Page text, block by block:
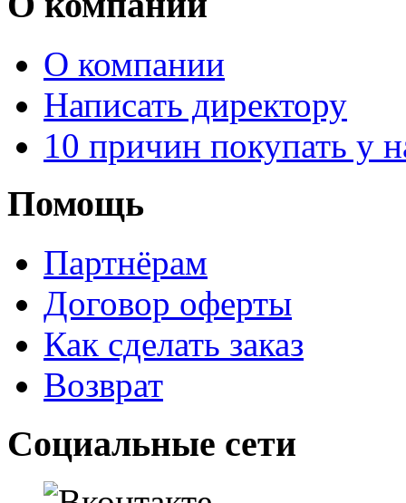
О компании
Написать директору
10 причин покупать у
Помощь
Партнёрам
Договор оферты
Как сделать заказ
Возврат
Социальные сети